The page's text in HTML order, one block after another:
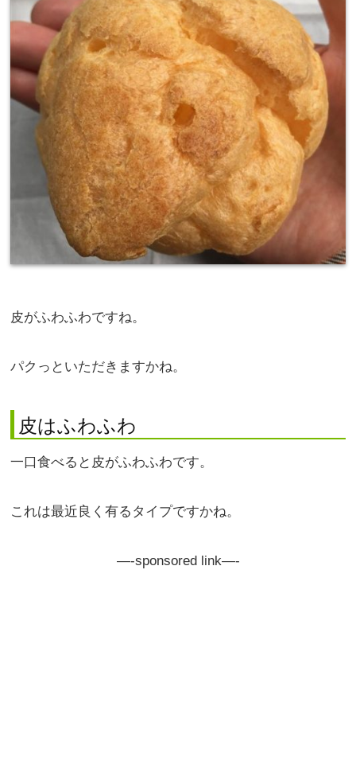
皮がふわふわですね。
パクっといただきますかね。
皮はふわふわ
一口食べると皮がふわふわです。
これは最近良く有るタイプですかね。
—-sponsored link—-